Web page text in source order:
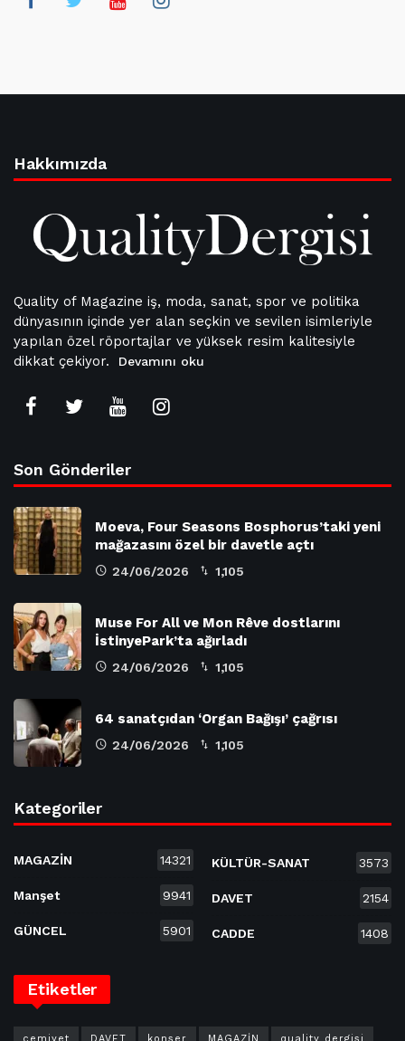
Hakkımızda
Quality of Magazine iş, moda, sanat, spor ve politika
dünyasının içinde yer alan seçkin ve sevilen isimleriyle
yapılan özel röportajlar ve yüksek resim kalitesiyle
dikkat çekiyor.
Devamını oku
Son Gönderiler
Moeva, Four Seasons Bosphorus’taki yeni
mağazasını özel bir davetle açtı
24/06/2026 1,105
Muse For All ve Mon Rêve dostlarını
İstinyePark’ta ağırladı
24/06/2026 1,105
64 sanatçıdan ‘Organ Bağışı’ çağrısı
24/06/2026 1,105
Kategoriler
MAGAZİN 14321
Manşet 9941
GÜNCEL 5901
KÜLTÜR-SANAT 3573
DAVET 2154
CADDE 1408
Etiketler